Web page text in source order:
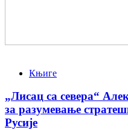
Књиге
„Лисац са севера“
за разумевање
Русије